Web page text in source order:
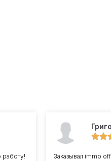
Заказывал immo